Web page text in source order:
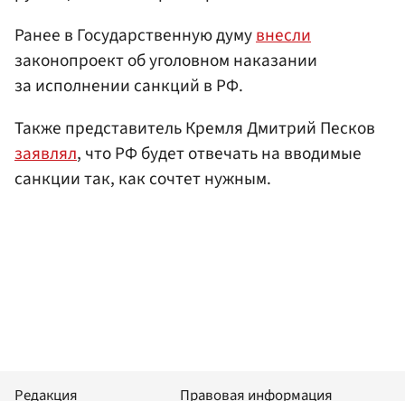
Ранее в Государственную думувнесли
законопроект об уголовном наказании
за исполнении санкций в РФ.
Также представитель Кремля Дмитрий Песков
заявлял, что РФ будет отвечать на вводимые
санкции так, как сочтет нужным.
Редакция
Правовая информация